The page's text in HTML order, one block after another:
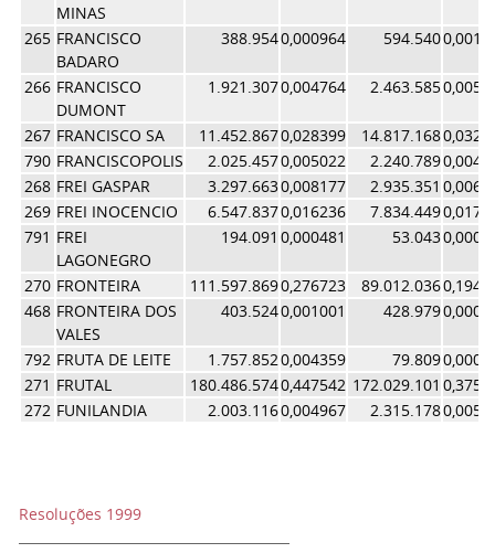
MINAS
265 FRANCISCO
BADARO
388.9540,000964 594.540
266 FRANCISCO
DUMONT
1.921.3070,004764 2.463.585
267 FRANCISCO SA 11.452.8670,028399 14.817.168
790 FRANCISCOPOLIS 2.025.4570,005022 2.240.789
268 FREI GASPAR 3.297.6630,008177 2.935.351
269 FREI INOCENCIO 6.547.8370,016236 7.834.449
791 FREI
LAGONEGRO
194.091 0,000481 53.043
270 FRONTEIRA 111.597.8690,276723 89.012.036
468 FRONTEIRA DOS
VALES
403.5240,001001 428.979
792 FRUTA DE LEITE 1.757.8520,004359 79.809
271 FRUTAL 180.486.5740,447542 172.029.101
272 FUNILANDIA 2.003.1160,004967 2.315.178
Resoluções 1999